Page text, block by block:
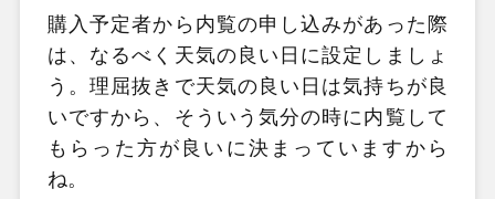
購入予定者から内覧の申し込みがあった際
は、なるべく天気の良い日に設定しましょ
う。理屈抜きで天気の良い日は気持ちが良
いですから、そういう気分の時に内覧して
もらった方が良いに決まっていますから
ね。